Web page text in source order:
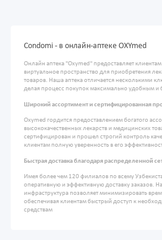
Condomi - в онлайн-аптеке OXYmed
Онлайн аптека "Oxymed" предоставляет
виртуальное пространство для приобретения
товаров. Наша аптека отличается несколькими
делая процесс покупок максимально удобным и
Широкий ассортимент и сертифицированная
Oxymed гордится предоставлением богатого
высококачественных лекарств и медицинских
сертифицирован и прошел строгий контроль
клиентам полную уверенность в его
Быстрая доставка благодаря распределенной
Имея более чем 120 филиалов по всему
оперативную и эффективную доставку заказов.
инфраструктура позволяет минимизировать
обеспечивая клиентам быстрый доступ к
средствам